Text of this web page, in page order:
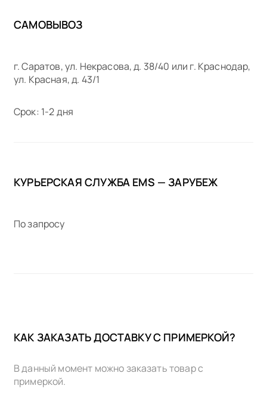
САМОВЫВОЗ
г. Саратов, ул. Некрасова, д. 38/40 или г. Краснодар,
ул. Красная, д. 43/1
Срок: 1-2 дня
КУРЬЕРСКАЯ СЛУЖБА EMS — ЗАРУБЕЖ
По запросу
КАК ЗАКАЗАТЬ ДОСТАВКУ С ПРИМЕРКОЙ?
В данный момент можно заказать товар с
примеркой.